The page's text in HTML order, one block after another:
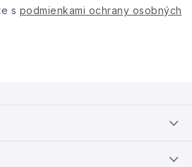
s podmienkami ochrany osobných